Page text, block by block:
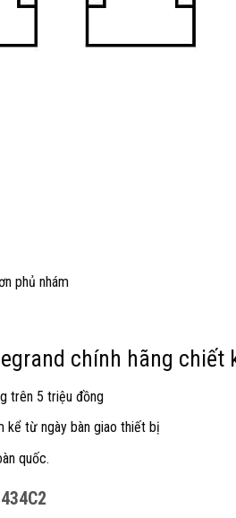
phủ nhám
chính hãng chiết
trên 5 triệu đồng
kể từ ngày bàn giao thiết bị
quốc.